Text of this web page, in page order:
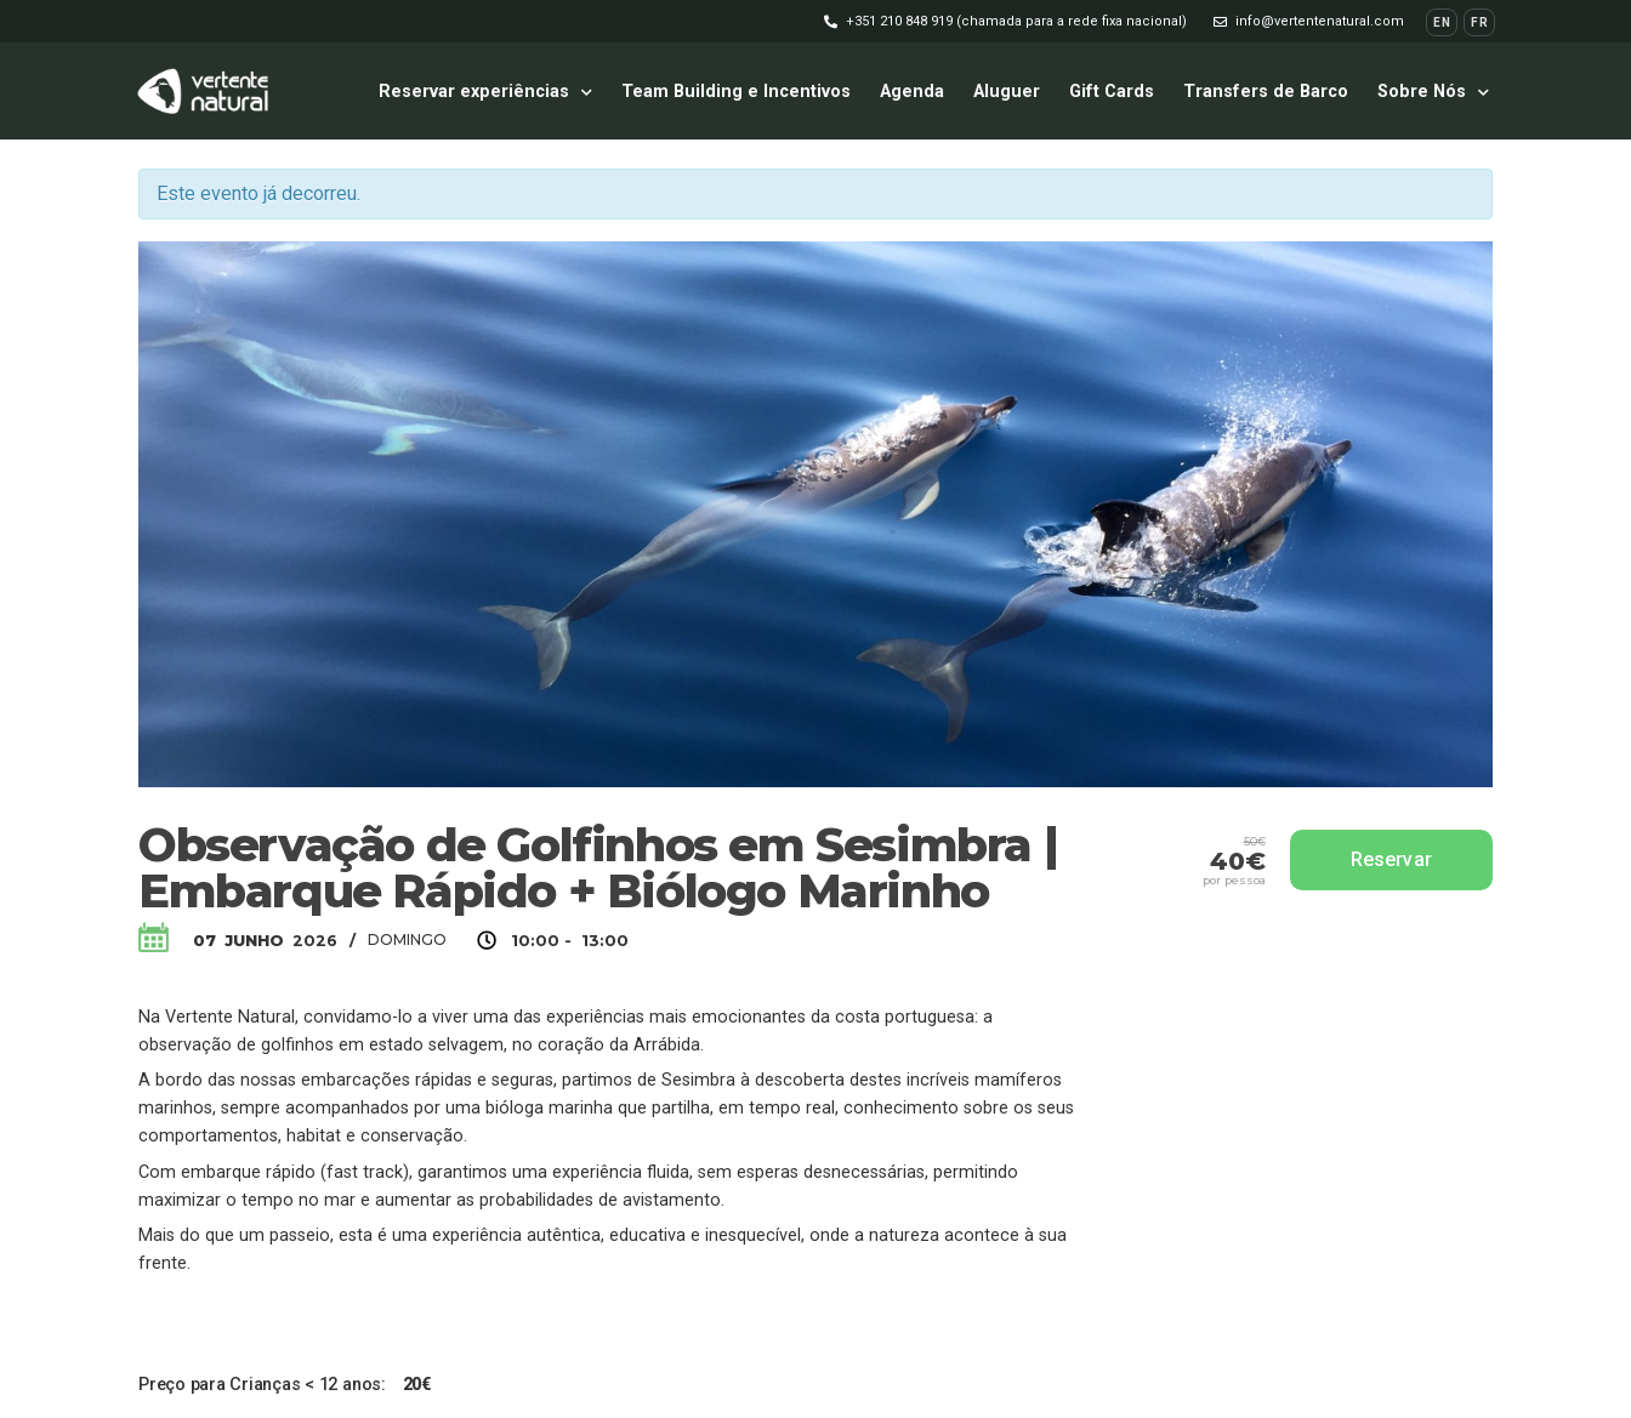
+351 210 848 919 (chamada para a rede fixa nacional) info@vertentenatural.com EN FR
Reservar experiências Team Building e Incentivos Agenda Aluguer Gift Cards Transfers de Barco Sobre Nós
Este evento já decorreu.
Observação de Golfinhos em Sesimbra |
Embarque Rápido + Biólogo Marinho
07 JUNHO 2026 / DOMINGO 10:00 - 13:00
50€
40€
por pessoa
Reservar
Na Vertente Natural, convidamo-lo a viver uma das experiências mais emocionantes da costa portuguesa: a
observação de golfinhos em estado selvagem, no coração da Arrábida.
A bordo das nossas embarcações rápidas e seguras, partimos de Sesimbra à descoberta destes incríveis mamíferos
marinhos, sempre acompanhados por uma bióloga marinha que partilha, em tempo real, conhecimento sobre os seus
comportamentos, habitat e conservação.
Com embarque rápido (fast track), garantimos uma experiência fluida, sem esperas desnecessárias, permitindo
maximizar o tempo no mar e aumentar as probabilidades de avistamento.
Mais do que um passeio, esta é uma experiência autêntica, educativa e inesquecível, onde a natureza acontece à sua
frente.
Preço para Crianças < 12 anos: 20€